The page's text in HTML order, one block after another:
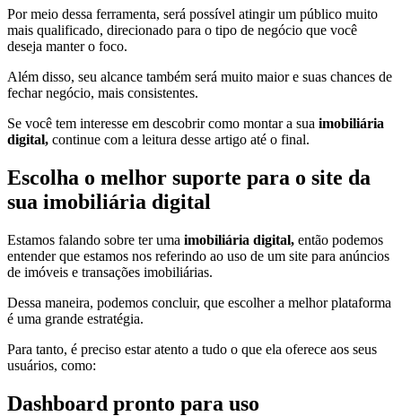
Por meio dessa ferramenta, será possível atingir um público muito
mais qualificado, direcionado para o tipo de negócio que você
deseja manter o foco.
Além disso, seu alcance também será muito maior e suas chances de
fechar negócio, mais consistentes.
Se você tem interesse em descobrir como montar a sua imobiliária
digital, continue com a leitura desse artigo até o final.
Escolha o melhor suporte para o site da
sua imobiliária digital
Estamos falando sobre ter uma imobiliária digital, então podemos
entender que estamos nos referindo ao uso de um site para anúncios
de imóveis e transações imobiliárias.
Dessa maneira, podemos concluir, que escolher a melhor plataforma
é uma grande estratégia.
Para tanto, é preciso estar atento a tudo o que ela oferece aos seus
usuários, como:
Dashboard pronto para uso